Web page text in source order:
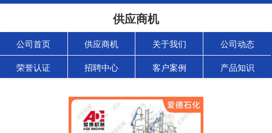
供应商机
公司首页 供应商机 关于我们 公司动态
荣誉认证 招聘中心 客户案例 产品知识